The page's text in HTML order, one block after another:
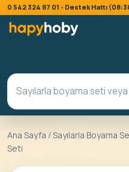
0 542 324 87 01 - Destek Hattı
Ana Sayfa /Sayılarla Boyama
Seti